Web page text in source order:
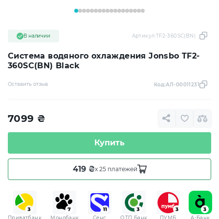
Система водяного охлаждения Jonsbo TF2-
360SC(BN) Black
В наличии Артикул:TF2-360SC(BN)
Оставить отзыв Код:АЛ-00011231
7099 ₴
Купить
419 ₴x 25 платежей
Приватбанк Монобанк Сенс ОТП Банк ПУМБ A-Банк